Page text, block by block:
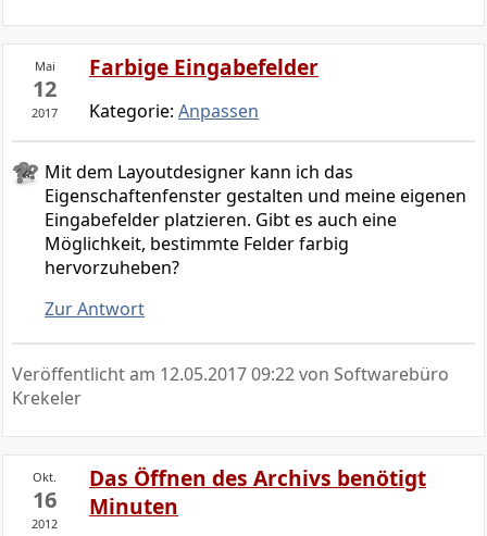
Mai
12
2017
Farbige Eingabefelder
Kategorie: Anpassen
Mit dem Layoutdesigner kann ich das
Eigenschaftenfenster gestalten und meine eigenen
Eingabefelder platzieren. Gibt es auch eine
Möglichkeit, bestimmte Felder farbig
hervorzuheben?
Zur Antwort
Veröffentlicht am 12.05.2017 09:22von Softwarebüro
Krekeler
Okt.
16
2012
Das Öffnen des Archivs benötigt
Minuten